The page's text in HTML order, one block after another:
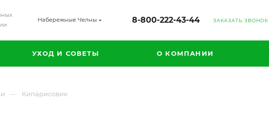
Набережные Челны 8-800-222-43-44 ЗАКАЗАТЬ ЗВОНОК
УХОД И СОВЕТЫ О КОМПАНИИ
— Кипарисовик